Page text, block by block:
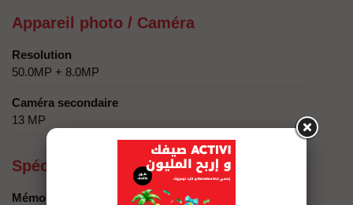
Appareil photo / Caméra
Resolution
50.0MP + 8.0MP
Caméra secondaire
13 MP
Spécificités techniques
Mémoire